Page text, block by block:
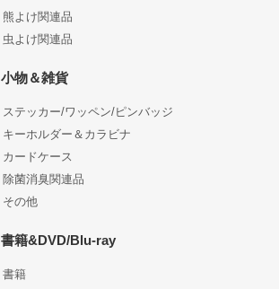
熊よけ関連品
虫よけ関連品
小物＆雑貨
ステッカー/ワッペン/ピンバッジ
キーホルダー＆カラビナ
カードケース
除菌消臭関連品
その他
書籍&DVD/Blu-ray
書籍